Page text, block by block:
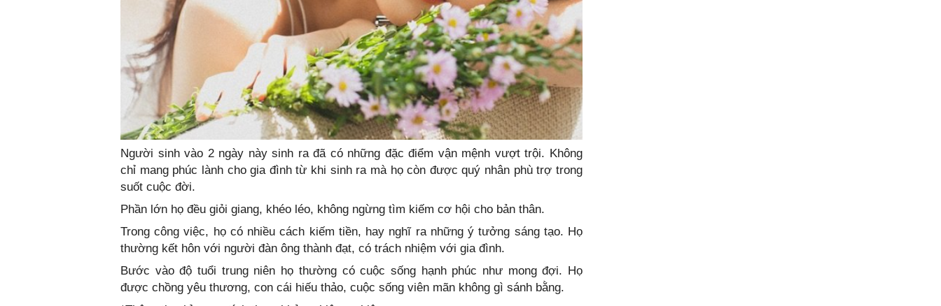
Người sinh vào 2 ngày này sinh ra đã có những đặc điểm vận mệnh vượt trội. Không
chỉ mang phúc lành cho gia đình từ khi sinh ra mà họ còn được quý nhân phù trợ trong
suốt cuộc đời.
Phần lớn họ đều giỏi giang, khéo léo, không ngừng tìm kiếm cơ hội cho bản thân.
Trong công việc, họ có nhiều cách kiếm tiền, hay nghĩ ra những ý tưởng sáng tạo. Họ
thường kết hôn với người đàn ông thành đạt, có trách nhiệm với gia đình.
Bước vào độ tuổi trung niên họ thường có cuộc sống hạnh phúc như mong đợi. Họ
được chồng yêu thương, con cái hiếu thảo, cuộc sống viên mãn không gì sánh bằng.